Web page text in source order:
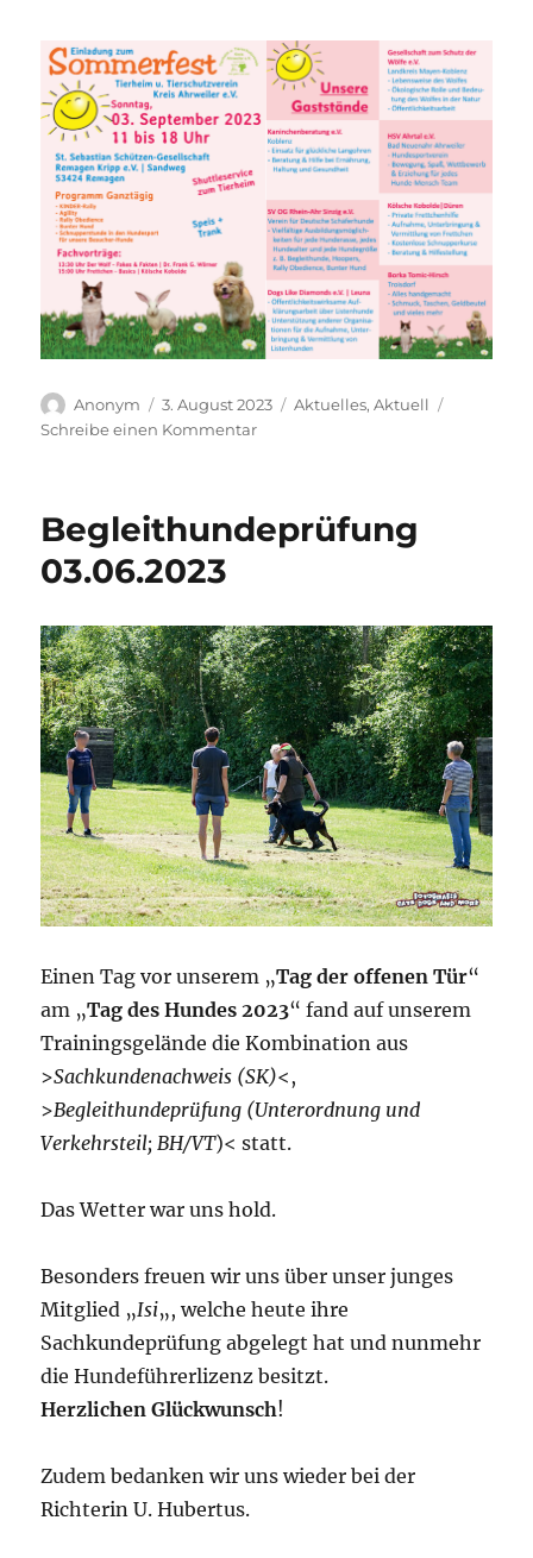
Autor
Anonym
Veröffentlicht
am
3. August 2023 Kategorien
Aktuelles,Aktuell
Schreibe einen Kommentarzu
–
Sommerfest
Remagen
Begleithundeprüfung
03.06.2023
Einen Tag vor unserem „Tag der offenen Tür“
am „Tag des Hundes 2023“ fand auf unserem
Trainingsgelände die Kombination aus
>Sachkundenachweis (SK)<,
>Begleithundeprüfung (Unterordnung und
Verkehrsteil; BH/VT)< statt.
Das Wetter war uns hold.
Besonders freuen wir uns über unser junges
Mitglied „Isi„, welche heute ihre
Sachkundeprüfung abgelegt hat und nunmehr
die Hundeführerlizenz besitzt.
Herzlichen Glückwunsch!
Zudem bedanken wir uns wieder bei der
Richterin U. Hubertus.